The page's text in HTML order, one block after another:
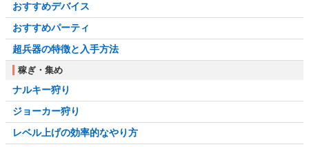
おすすめデバイス
おすすめパーティ
超兵器の特徴と入手方法
稼ぎ・集め
ナルキー狩り
ジョーカー狩り
レベル上げの効率的なやり方